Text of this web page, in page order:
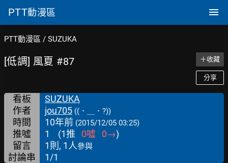
PTT動漫區
PTT動漫區 / SUZUKA
[低調] 風夏 #87 ＋收藏
分享
看板
SUZUKA
作者
jou705 ((．＿．?))
時間 10年前 (2015/12/05 03:25)
推噓 1 (1推 0噓 0→)
留言
1則, 1人參與
討論串 1/1